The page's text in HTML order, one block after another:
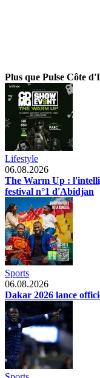
Plus que Pulse Côte
Lifestyle
06.08.2026
The Warm Up :
festival n°1 d'Abidjan
Sports
06.08.2026
Dakar 2026 lance